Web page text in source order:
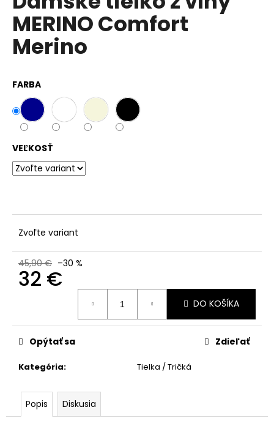
5
hviezdičiek.
MERINO Comfort
Merino
FARBA
VEĽKOSŤ
Zvoľte variant
45,90 € –30 %
32 €
DO KOŠÍKA
Kategória: Tielka / Tričká
Opýtať sa Zdieľať
Popis Diskusia
a
m
e